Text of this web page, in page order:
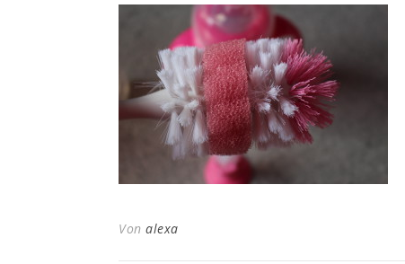
Von alexa